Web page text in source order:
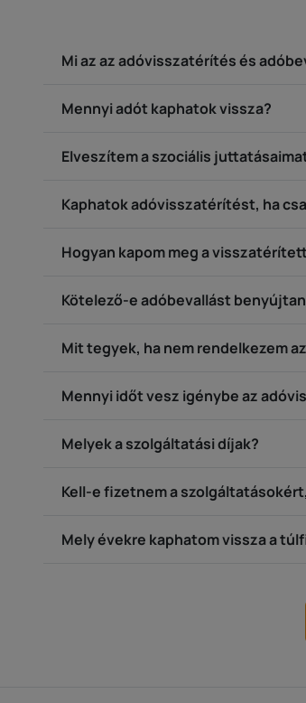
Mi az az adóvisszatérítés és
Mennyi adót kaphatok vissza?
Elveszítem a szociális
Kaphatok adóvisszatérítést, ha
Hogyan kapom meg a
Kötelező-e adóbevallást
Mit tegyek, ha nem rendelkezem
Mennyi időt vesz igénybe az
Melyek a szolgáltatási díjak?
Kell-e fizetnem a
Mely évekre kaphatom vissza a